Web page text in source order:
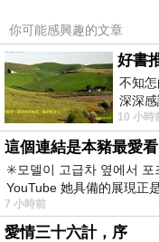
喜園的小碟子造型頗多，
店家的紅茶罐子，也給它很
無限量供應的水果(醃芭樂
這點就覺得很用心。
你可能感興趣的文章
不知
深深
不同
10 小時
這個連結是本豬最愛
✳️모델이 고급차 옆에서
YouTube 她具備的展現正
7 小時前
愛情三十六計，序